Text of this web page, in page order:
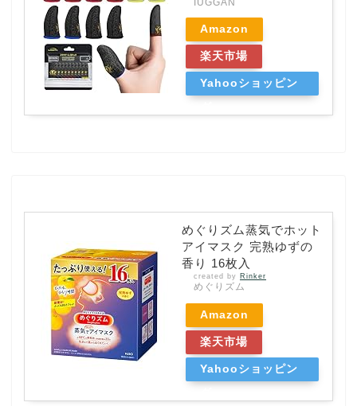
IUGGAN
Amazon
楽天市場
Yahooショッピン
めぐりズム蒸気でホット
アイマスク 完熟ゆずの
香り 16枚入
created by Rinker
めぐりズム
Amazon
楽天市場
Yahooショッピン